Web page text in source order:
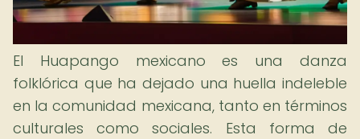
El Huapango mexicano es una danza
folklórica que ha dejado una huella indeleble
en la comunidad mexicana, tanto en términos
culturales como sociales. Esta forma de